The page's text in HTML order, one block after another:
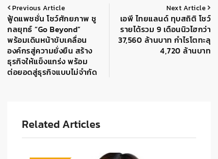
Previous Article
ฟู้ดแพชชั่น โชว์ศักยภาพ ชู
กลยุทธ์ “Go Beyond”
พร้อมเดินหน้าขับเคลื่อน
องค์กรสู่ความยั่งยืน สร้าง
ธุรกิจให้แข็งแกร่ง พร้อม
ต่อยอดสู่ธุรกิจแบบไม่จำกัด
Next Article
เอพี ไทยแลนด์ ทุบสถิติ โชว์
รายได้รวม 9 เดือนนิวไฮกว่า
37,560 ล้านบาท กำไรโตทะลุ
4,720 ล้านบาท
Related Articles